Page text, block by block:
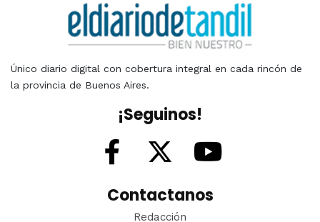
Único diario digital con cobertura integral en cada rincón de
la provincia de Buenos Aires.
¡Seguinos!
Contactanos
Redacción